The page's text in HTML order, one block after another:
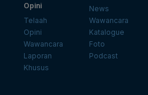
Opini
Telaah
Opini
Wawancara
Laporan
Khusus
News
Wawancara
Katalogue
Foto
Podcast